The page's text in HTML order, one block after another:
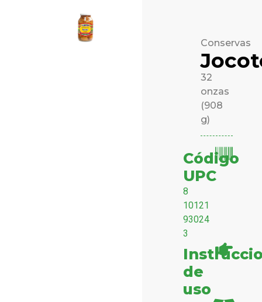
Conservas
32
onzas
(908
g)
Código
UPC
8
10121
93024
3
de
uso